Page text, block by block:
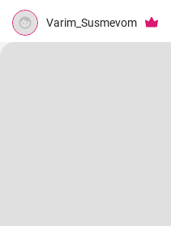
Varim_Susmevom